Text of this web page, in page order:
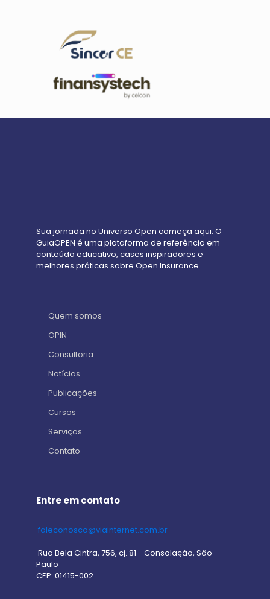
Sua jornada no Universo Open começa aqui. O
GuiaOPEN é uma plataforma de referência em
conteúdo educativo, cases inspiradores e
melhores práticas sobre Open Insurance.
Quem somos
OPIN
Consultoria
Notícias
Publicações
Cursos
Serviços
Contato
Entre em contato
faleconosco@viainternet.com.br
Rua Bela Cintra, 756, cj. 81 - Consolação, São
Paulo
CEP: 01415-002